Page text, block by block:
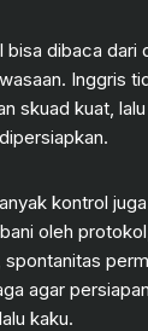
dibaca dari
Inggris
skuad kuat,
kontrol
oleh
agar
kaku.